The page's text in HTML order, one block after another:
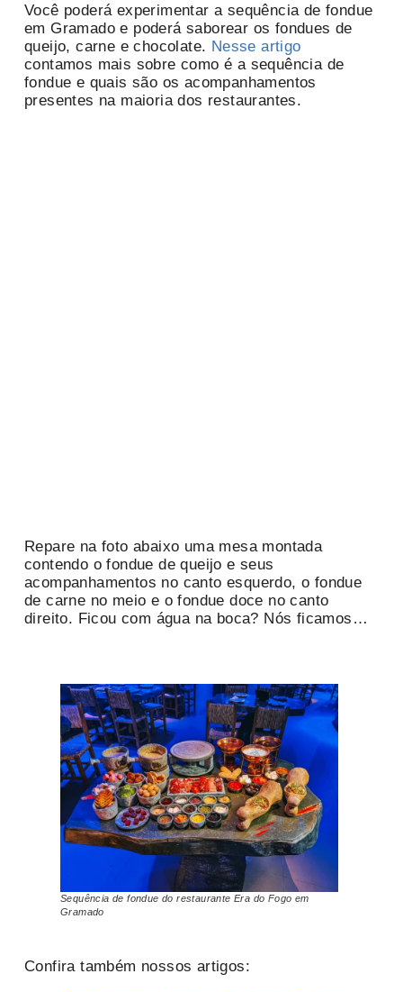
Você poderá experimentar a sequência de fondue
em Gramado e poderá saborear os fondues de
queijo, carne e chocolate. Nesse artigo
contamos mais sobre como é a sequência de
fondue e quais são os acompanhamentos
presentes na maioria dos restaurantes.
Repare na foto abaixo uma mesa montada
contendo o fondue de queijo e seus
acompanhamentos no canto esquerdo, o fondue
de carne no meio e o fondue doce no canto
direito. Ficou com água na boca? Nós ficamos…
Sequência de fondue do restaurante Era do Fogo em
Gramado
Confira também nossos artigos: